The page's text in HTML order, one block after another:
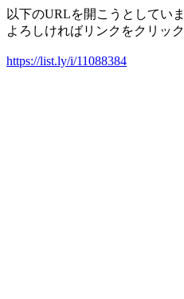
以下のURLを開こうとしていま
よろしければリンクをクリッ
https://list.ly/i/11088384